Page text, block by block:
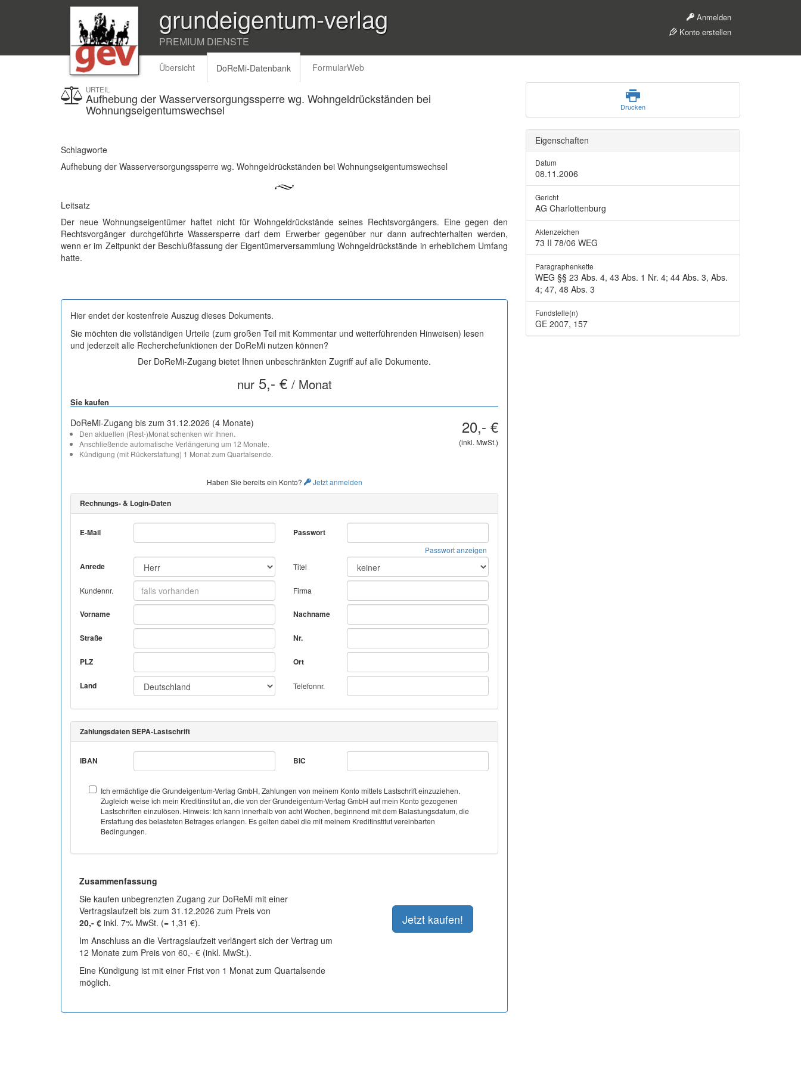
Anmelden
Konto erstellen
grundeigentum-verlag
PREMIUM DIENSTE
Übersicht DoReMi-Datenbank FormularWeb
URTEIL
Aufhebung der Wasserversorgungssperre wg. Wohngeldrückständen bei
Wohnungseigentumswechsel
Schlagworte
Aufhebung der Wasserversorgungssperre wg. Wohngeldrückständen bei Wohnungseigentumswechsel
Leitsatz
Der neue Wohnungseigentümer haftet nicht für Wohngeldrückstände seines Rechtsvorgängers. Eine gegen den
Rechtsvorgänger durchgeführte Wassersperre darf dem Erwerber gegenüber nur dann aufrechterhalten werden,
wenn er im Zeitpunkt der Beschlußfassung der Eigentümerversammlung Wohngeldrückstände in erheblichem Umfang
hatte.
Hier endet der kostenfreie Auszug dieses Dokuments.
Sie möchten die vollständigen Urteile (zum großen Teil mit Kommentar und weiterführenden Hinweisen) lesen
und jederzeit alle Recherchefunktionen der DoReMi nutzen können?
Der DoReMi-Zugang bietet Ihnen unbeschränkten Zugriff auf alle Dokumente.
nur5,- € / Monat
Sie kaufen
DoReMi-Zugang bis zum 31.12.2026 (4 Monate)
Den aktuellen (Rest-)Monat schenken wir Ihnen.
Anschließende automatische Verlängerung um 12 Monate.
Kündigung (mit Rückerstattung) 1 Monat zum Quartalsende.
20,- €
(inkl. MwSt.)
Haben Sie bereits ein Konto? Jetzt anmelden
Rechnungs- & Login-Daten
E-Mail Passwort
Passwort anzeigen
Anrede Titel
Kundennr. Firma
Vorname Nachname
Straße Nr.
PLZ Ort
Land Telefonnr.
Zahlungsdaten SEPA-Lastschrift
IBAN BIC
Ich ermächtige die Grundeigentum-Verlag GmbH, Zahlungen von meinem Konto mittels Lastschrift einzuziehen.
Zugleich weise ich mein Kreditinstitut an, die von der Grundeigentum-Verlag GmbH auf mein Konto gezogenen
Lastschriften einzulösen. Hinweis: Ich kann innerhalb von acht Wochen, beginnend mit dem Balastungsdatum, die
Erstattung des belasteten Betrages erlangen. Es gelten dabei die mit meinem Kreditinstitut vereinbarten
Bedingungen.
Zusammenfassung
Sie kaufen unbegrenzten Zugang zur DoReMi mit einer
Vertragslaufzeit bis zum 31.12.2026 zum Preis von
20,- € inkl. 7% MwSt. (= 1,31 €).
Im Anschluss an die Vertragslaufzeit verlängert sich der Vertrag um
12 Monate zum Preis von 60,- € (inkl. MwSt.).
Eine Kündigung ist mit einer Frist von 1 Monat zum Quartalsende
möglich.
Drucken
Eigenschaften
Datum
08.11.2006
Gericht
AG Charlottenburg
Aktenzeichen
73 II 78/06 WEG
Paragraphenkette
WEG §§ 23 Abs. 4, 43 Abs. 1 Nr. 4; 44 Abs. 3, Abs.
4; 47, 48 Abs. 3
Fundstelle(n)
GE 2007, 157